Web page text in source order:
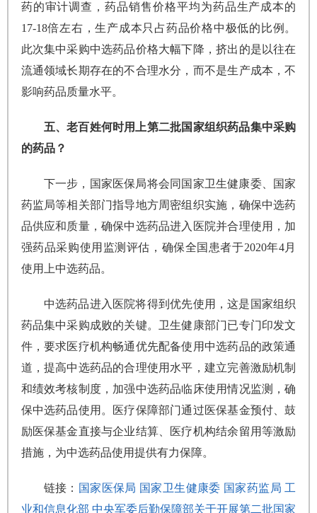
药的审计调查，药品销售价格平均为药品生产成本的
17-18倍左右，生产成本只占药品价格中极低的比例。
此次集中采购中选药品价格大幅下降，挤出的是以往在
流通领域长期存在的不合理水分，而不是生产成本，不
影响药品质量水平。
五、老百姓何时用上第二批国家组织药品集中采购
的药品？
下一步，国家医保局将会同国家卫生健康委、国家
药监局等相关部门指导地方周密组织实施，确保中选药
品供应和质量，确保中选药品进入医院并合理使用，加
强药品采购使用监测评估，确保全国患者于2020年4月
使用上中选药品。
中选药品进入医院将得到优先使用，这是国家组织
药品集中采购成败的关键。卫生健康部门已专门印发文
件，要求医疗机构畅通优先配备使用中选药品的政策通
道，提高中选药品的合理使用水平，建立完善激励机制
和绩效考核制度，加强中选药品临床使用情况监测，确
保中选药品使用。医疗保障部门通过医保基金预付、鼓
励医保基金直接与企业结算、医疗机构结余留用等激励
措施，为中选药品使用提供有力保障。
链接： 国家医保局 国家卫生健康委 国家药监局 工
业和信息化部 中央军委后勤保障部关于开展第二批国家